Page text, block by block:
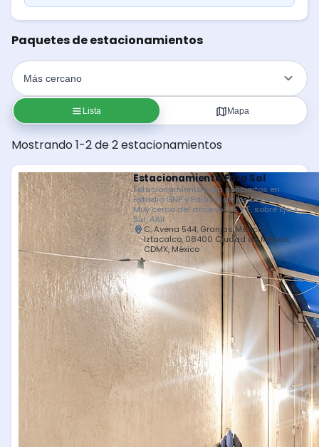
Paquetes de estacionamientos
Lista Mapa
Mostrando 1-2 de 2 estacionamientos
Estacionamiento Foro Sol
Estacionamiento para conciertos en
Estadio GNP y Palacio de los Deportes.
Muy cerca del acceso G E y F, sobre Eje 3
Sur, Añil
C. Avena 544, Granjas México,
Iztacalco, 08400 Ciudad de México,
CDMX, México